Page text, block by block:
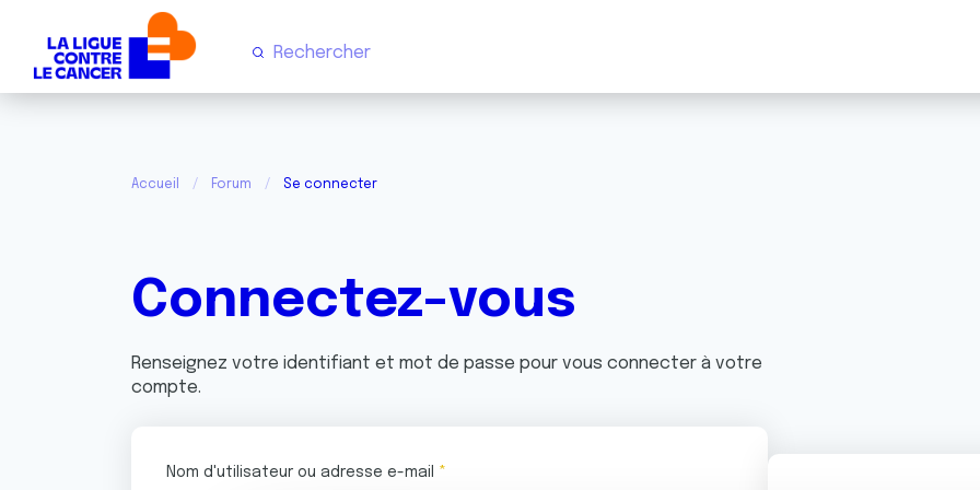
Accueil Forum Se connecter
Connectez-vous
Renseignez votre identifiant et mot de passe pour vous connecter à votre
compte.
Nom d'utilisateur ou adresse e-mail